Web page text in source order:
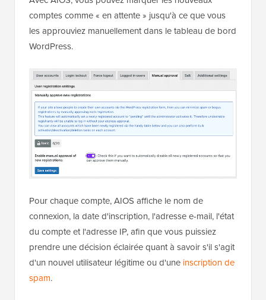
comptes comme « en attente » jusqu'à ce que vous
les approuviez manuellement dans le tableau de bord
WordPress.
Pour chaque compte, AIOS affiche le nom de
connexion, la date d'inscription, l'adresse e-mail, l'état
du compte et l'adresse IP, afin que vous puissiez
prendre une décision éclairée quant à savoir s'il s'agit
d'un nouvel utilisateur légitime ou d'une inscription de
spam.